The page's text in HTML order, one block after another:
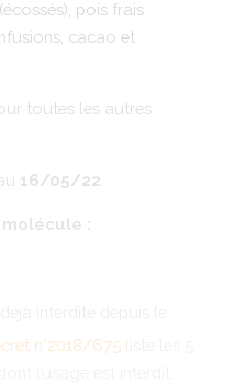
pois frais
cacao et
toutes les autres
16/05/22
:
n°2018/675liste les 5